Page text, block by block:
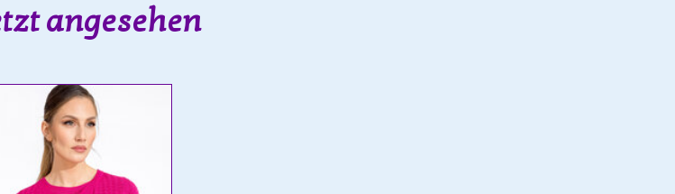
angesehen